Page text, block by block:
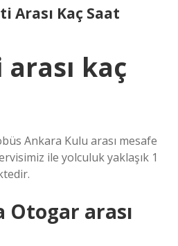
Arası Kaç Saat
kaç
Ankara Kulu arası mesafe
ile yolculuk yaklaşık 1
Otogar arası